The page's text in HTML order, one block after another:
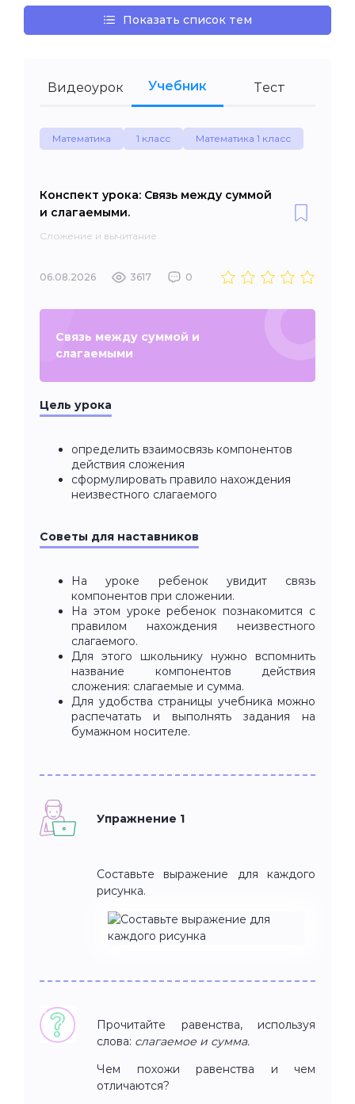
Показать список тем
Видеоурок Учебник Тест
Математика 1 класс Математика 1 класс
Конспект урока: Связь между суммой
и слагаемыми.
Сложение и вычитание
06.08.2026 3617 0
Связь между суммой и
слагаемыми
Цель урока
определить взаимосвязь компонентов
действия сложения
сформулировать правило нахождения
неизвестного слагаемого
Советы для наставников
На уроке ребенок увидит связь
компонентов при сложении.
На этом уроке ребенок познакомится с
правилом нахождения неизвестного
слагаемого.
Для этого школьнику нужно вспомнить
название компонентов действия
сложения: слагаемые и сумма.
Для удобства страницы учебника можно
распечатать и выполнять задания на
бумажном носителе.
Упражнение 1
Составьте выражение для каждого
рисунка.
Прочитайте равенства, используя
слова: слагаемое и сумма.
Чем похожи равенства и чем
отличаются?